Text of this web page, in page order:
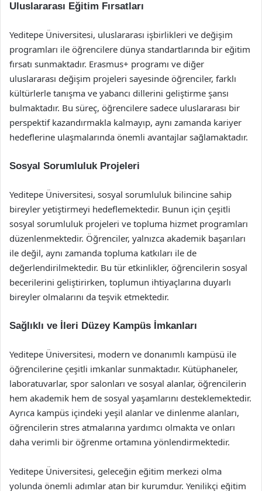
Uluslararası Eğitim Fırsatları
Yeditepe Üniversitesi, uluslararası işbirlikleri ve değişim
programları ile öğrencilere dünya standartlarında bir eğitim
fırsatı sunmaktadır. Erasmus+ programı ve diğer
uluslararası değişim projeleri sayesinde öğrenciler, farklı
kültürlerle tanışma ve yabancı dillerini geliştirme şansı
bulmaktadır. Bu süreç, öğrencilere sadece uluslararası bir
perspektif kazandırmakla kalmayıp, aynı zamanda kariyer
hedeflerine ulaşmalarında önemli avantajlar sağlamaktadır.
Sosyal Sorumluluk Projeleri
Yeditepe Üniversitesi, sosyal sorumluluk bilincine sahip
bireyler yetiştirmeyi hedeflemektedir. Bunun için çeşitli
sosyal sorumluluk projeleri ve topluma hizmet programları
düzenlenmektedir. Öğrenciler, yalnızca akademik başarıları
ile değil, aynı zamanda topluma katkıları ile de
değerlendirilmektedir. Bu tür etkinlikler, öğrencilerin sosyal
becerilerini geliştirirken, toplumun ihtiyaçlarına duyarlı
bireyler olmalarını da teşvik etmektedir.
Sağlıklı ve İleri Düzey Kampüs İmkanları
Yeditepe Üniversitesi, modern ve donanımlı kampüsü ile
öğrencilerine çeşitli imkanlar sunmaktadır. Kütüphaneler,
laboratuvarlar, spor salonları ve sosyal alanlar, öğrencilerin
hem akademik hem de sosyal yaşamlarını desteklemektedir.
Ayrıca kampüs içindeki yeşil alanlar ve dinlenme alanları,
öğrencilerin stres atmalarına yardımcı olmakta ve onları
daha verimli bir öğrenme ortamına yönlendirmektedir.
Yeditepe Üniversitesi, geleceğin eğitim merkezi olma
yolunda önemli adımlar atan bir kurumdur. Yenilikçi eğitim